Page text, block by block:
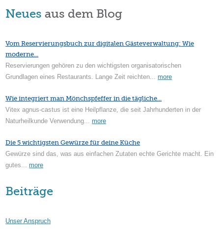
Neues aus dem Blog
Vom Reservierungsbuch zur digitalen Gästeverwaltung: Wie
moderne...
Reservierungen gehören zu den wichtigsten organisatorischen
Grundlagen eines Restaurants. Lange Zeit reichten...more
Wie integriert man Mönchspfeffer in die tägliche...
Vitex agnus-castus ist eine Heilpflanze, die seit Jahrhunderten in der
Naturheilkunde Verwendung...more
Die 5 wichtigsten Gewürze für deine Küche
Gewürze sind das, was aus einfachen Zutaten echte Gerichte macht. Ein
gutes...more
Beiträge
Unser Anspruch